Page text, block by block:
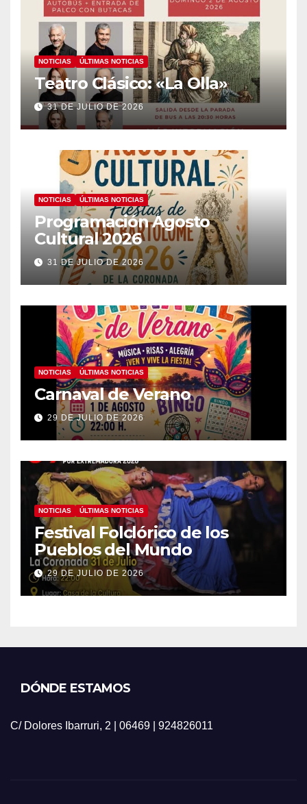
NOTICIAS ÚLTIMAS NOTICIAS
Teatro Clásico: «La Olla»
31 DE JULIO DE 2026
NOTICIAS ÚLTIMAS NOTICIAS
Programación Agosto
Cultural 2026
31 DE JULIO DE 2026
NOTICIAS ÚLTIMAS NOTICIAS
Carnaval de Verano
29 DE JULIO DE 2026
NOTICIAS ÚLTIMAS NOTICIAS
Festival Folclórico de los
Pueblos del Mundo
29 DE JULIO DE 2026
DÓNDE ESTAMOS
C/ Dolores Ibarruri, 2 | 06469 | 924826011